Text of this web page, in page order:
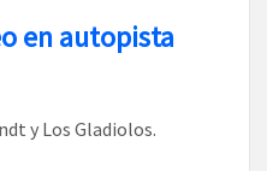
en autopista
y Los Gladiolos.